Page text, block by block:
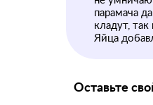
парамача
кладут,
Яйца
Оставьте